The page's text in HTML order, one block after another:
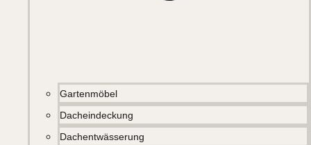
Gartenmöbel
Dacheindeckung
Dachentwässerung